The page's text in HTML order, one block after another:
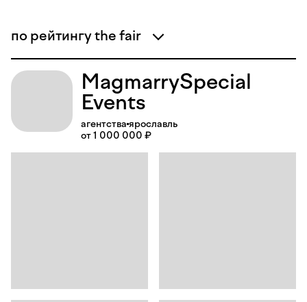
по рейтингу the fair
MagmarrySpecial
Events
агентства ярославль
от 1 000 000 ₽